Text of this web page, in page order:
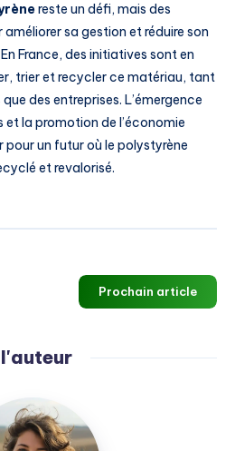
reste un défi, mais des
sa gestion et réduire son
France, des initiatives sont en
trier et recycler ce matériau, tant
des entreprises. L’émergence
la promotion de l’économie
un futur où le polystyrène
et revalorisé.
Prochain article
Élodie